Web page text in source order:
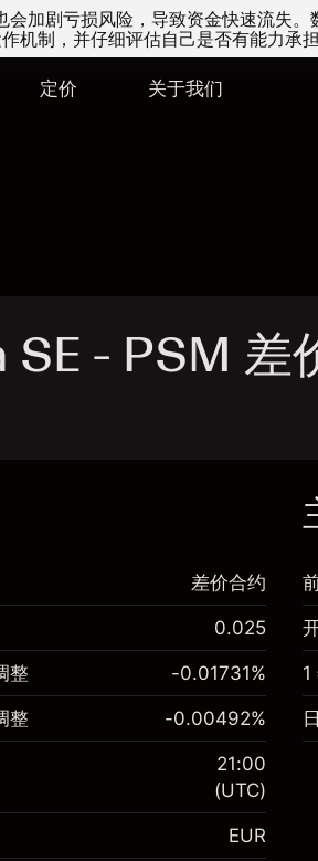
加剧亏损风险，导致资金快速流失。
机制，并仔细评估自己是否有能力承
定价 关于我们
- PSM 差
差价合约交易。
差价合约
0.025
整
€1,000.00
-0.01731%
整 -0.00492%
21:00
(UTC)
EUR
1